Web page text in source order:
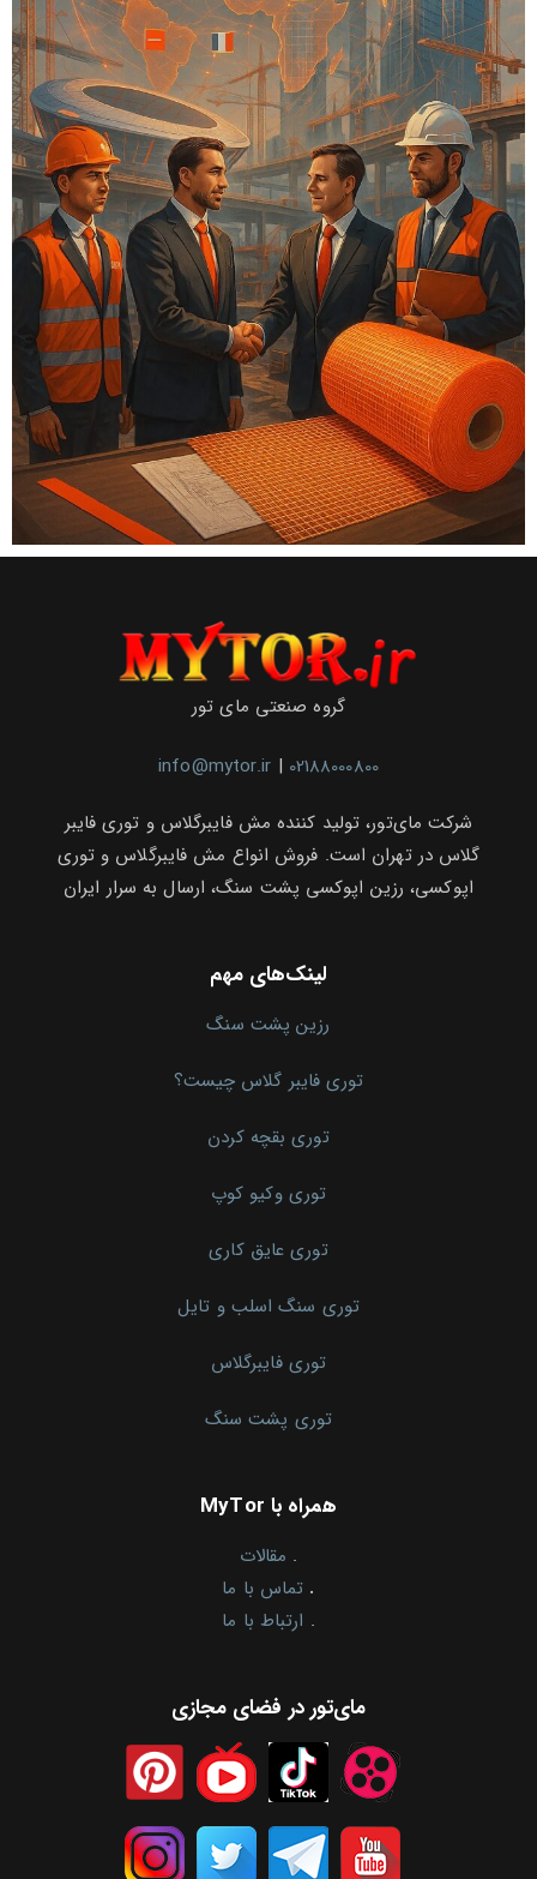
گروه صنعتی مای تور
info@mytor.ir | 02188000800
شرکت مای‌تور، تولید کننده مش فایبرگلاس و توری فایبر
گلاس در تهران است. فروش انواع مش فایبرگلاس و توری
اپوکسی، رزین اپوکسی پشت سنگ، ارسال به سرار ایران
لینک‌های مهم
رزین پشت سنگ
توری فایبر گلاس چیست؟
توری بقچه کردن
توری وکیو کوپ
توری عایق کاری
توری سنگ اسلب و تایل
توری فایبرگلاس
توری پشت سنگ
همراه با MyTor
. مقالات
. تماس با ما
. ارتباط با ما
مای‌تور در فضای مجازی